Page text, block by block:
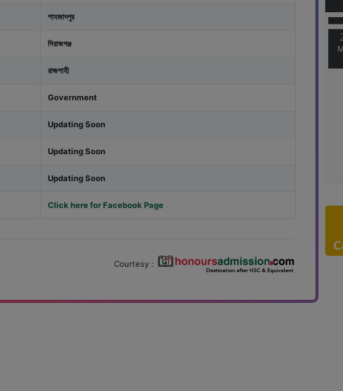
শাহজাদপুর
সিরাজগঞ্জ
রাজশাহী
Government
Updating Soon
Updating Soon
Updating Soon
Click here for Facebook Page
Courtesy :